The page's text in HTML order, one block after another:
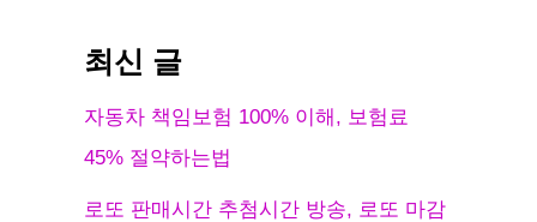
최신 글
자동차 책임보험 100% 이해, 보험료
45% 절약하는법
로또 판매시간 추첨시간 방송, 로또 마감